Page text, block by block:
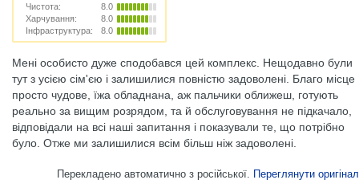
Чистота:
8.0
Харчування:
8.0
Інфраструктура:
8.0
Мені особисто дуже сподобався цей комплекс. Нещодавно були
тут з усією сім'єю і залишилися повністю задоволені. Благо місце
просто чудове, їжа обладнана, аж пальчики оближеш, готують
реально за вищим розрядом, та й обслуговування не підкачало,
відповідали на всі наші запитання і показували те, що потрібно
було. Отже ми залишилися всім більш ніж задоволені.
Перекладено автоматично з російської. Переглянути оригінал